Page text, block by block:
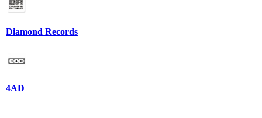
Diamond Records
4AD